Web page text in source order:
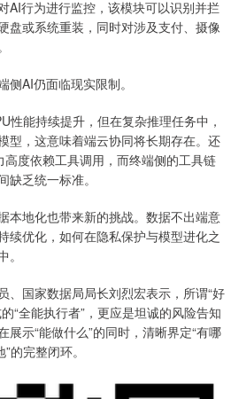
AI行为进行监控，该模块可以识别并拦
盘或系统重装，同时对涉及支付、摄像
AI仍面临现实限制。
能持续提升，但在复杂推理任务中，
型，这意味着端云协同将长期存在。还
度依赖工具调用，而终端侧的工具链
缺乏统一标准。
地化也带来新的挑战。数据不出端意
续优化，如何在隐私保护与模型进化之
国家数据局局长刘烈宏表示，所谓“好
“全能执行者”，更应是坦诚的风险告知
示“能做什么”的同时，清晰界定“有哪
的完整闭环。